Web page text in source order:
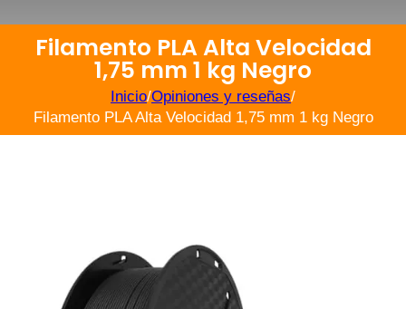
Filamento PLA Alta Velocidad
1,75 mm 1 kg Negro
Inicio/Opiniones y reseñas/
Filamento PLA Alta Velocidad 1,75 mm 1 kg Negro